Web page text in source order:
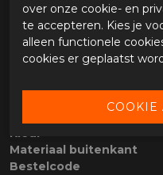
SPECIFICATIES ABUS
MEMORY CABLE
Leveranciercode
Kleur
Materiaal buitenkant
Bestelcode
over onze cookie- en
te accepteren. Kies je
alleen functionele
cookies er geplaatst